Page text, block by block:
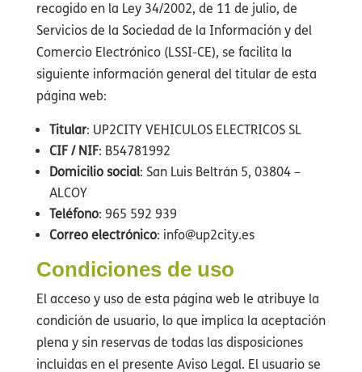
recogido en la Ley 34/2002, de 11 de julio, de
Servicios de la Sociedad de la Información y del
Comercio Electrónico (LSSI-CE), se facilita la
siguiente información general del titular de esta
página web:
Titular: UP2CITY VEHICULOS ELECTRICOS SL
CIF / NIF: B54781992
Domicilio social: San Luis Beltrán 5, 03804 –
ALCOY
Teléfono: 965 592 939
Correo electrónico: info@up2city.es
Condiciones de uso
El acceso y uso de esta página web le atribuye la
condición de usuario, lo que implica la aceptación
plena y sin reservas de todas las disposiciones
incluidas en el presente Aviso Legal. El usuario se